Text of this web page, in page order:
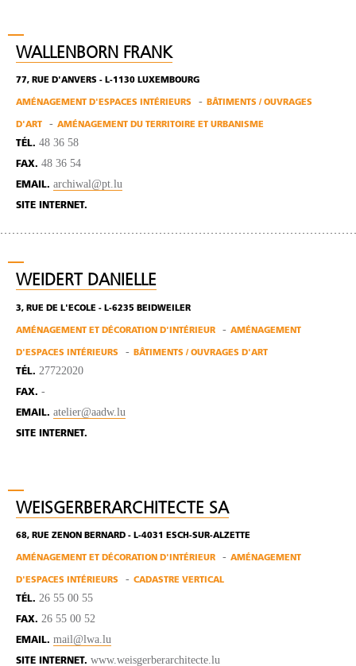
WALLENBORN FRANK
77, RUE D'ANVERS - L-1130 LUXEMBOURG
AMÉNAGEMENT D'ESPACES INTÉRIEURS BÂTIMENTS / OUVRAGES
D'ART AMÉNAGEMENT DU TERRITOIRE ET URBANISME
TÉL. 48 36 58
FAX. 48 36 54
EMAIL. archiwal@pt.lu
SITE INTERNET.
WEIDERT DANIELLE
3, RUE DE L'ECOLE - L-6235 BEIDWEILER
AMÉNAGEMENT ET DÉCORATION D'INTÉRIEUR AMÉNAGEMENT
D'ESPACES INTÉRIEURS BÂTIMENTS / OUVRAGES D'ART
TÉL. 27722020
FAX. -
EMAIL. atelier@aadw.lu
SITE INTERNET.
WEISGERBERARCHITECTE SA
68, RUE ZENON BERNARD - L-4031 ESCH-SUR-ALZETTE
AMÉNAGEMENT ET DÉCORATION D'INTÉRIEUR AMÉNAGEMENT
D'ESPACES INTÉRIEURS CADASTRE VERTICAL
TÉL. 26 55 00 55
FAX. 26 55 00 52
EMAIL. mail@lwa.lu
SITE INTERNET. www.weisgerberarchitecte.lu